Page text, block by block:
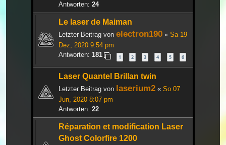
Antworten: 24
Le laser de Maiman
Letzter Beitrag von electron190 « Sa 19
Dez, 2020 9:54 pm
Antworten: 181 1 2 3 4 5 6
Laser Quantel Brillan twin
Letzter Beitrag von laserium2 « So 07
Jun, 2020 8:07 pm
Antworten: 22
Réparation et modification Laser
Ghost Colorfire 1200